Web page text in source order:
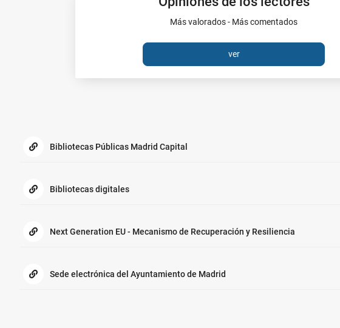
Más valorados - Más comentados
ver
interés:Bibliotecas Públicas Madrid Capital
Bibliotecas digitales
Next Generation EU - Mecanismo de Recuperación y Resiliencia
Sede electrónica del Ayuntamiento de Madrid